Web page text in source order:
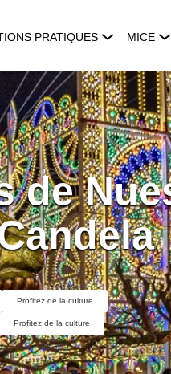
PRATIQUES MICE
de
Profitez de la culture
Profitez de la culture